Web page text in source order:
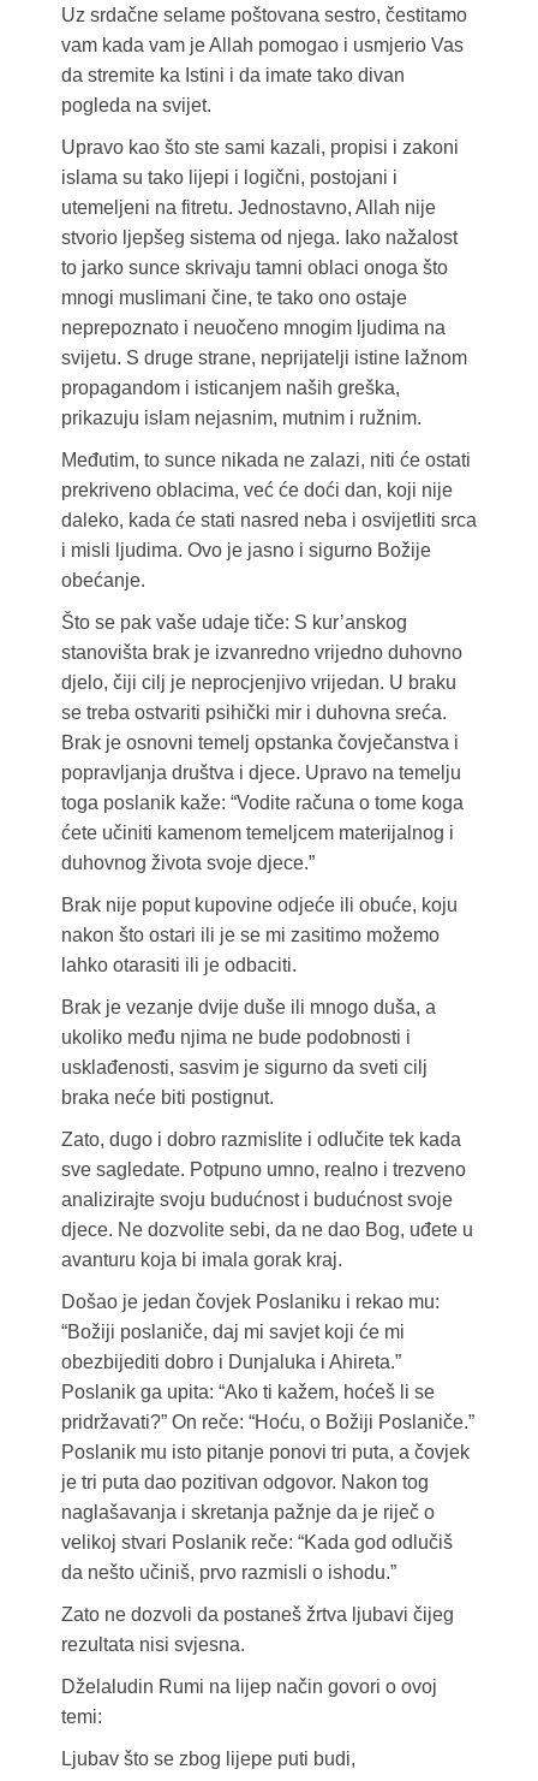
Uz srdačne selame poštovana sestro, čestitamo
vam kada vam je Allah pomogao i usmjerio Vas
da stremite ka Istini i da imate tako divan
pogleda na svijet.
Upravo kao što ste sami kazali, propisi i zakoni
islama su tako lijepi i logični, postojani i
utemeljeni na fitretu. Jednostavno, Allah nije
stvorio ljepšeg sistema od njega. Iako nažalost
to jarko sunce skrivaju tamni oblaci onoga što
mnogi muslimani čine, te tako ono ostaje
neprepoznato i neuočeno mnogim ljudima na
svijetu. S druge strane, neprijatelji istine lažnom
propagandom i isticanjem naših greška,
prikazuju islam nejasnim, mutnim i ružnim.
Međutim, to sunce nikada ne zalazi, niti će ostati
prekriveno oblacima, već će doći dan, koji nije
daleko, kada će stati nasred neba i osvijetliti srca
i misli ljudima. Ovo je jasno i sigurno Božije
obećanje.
Što se pak vaše udaje tiče: S kur’anskog
stanovišta brak je izvanredno vrijedno duhovno
djelo, čiji cilj je neprocjenjivo vrijedan. U braku
se treba ostvariti psihički mir i duhovna sreća.
Brak je osnovni temelj opstanka čovječanstva i
popravljanja društva i djece. Upravo na temelju
toga poslanik kaže: “Vodite računa o tome koga
ćete učiniti kamenom temeljcem materijalnog i
duhovnog života svoje djece.”
Brak nije poput kupovine odjeće ili obuće, koju
nakon što ostari ili je se mi zasitimo možemo
lahko otarasiti ili je odbaciti.
Brak je vezanje dvije duše ili mnogo duša, a
ukoliko među njima ne bude podobnosti i
usklađenosti, sasvim je sigurno da sveti cilj
braka neće biti postignut.
Zato, dugo i dobro razmislite i odlučite tek kada
sve sagledate. Potpuno umno, realno i trezveno
analizirajte svoju budućnost i budućnost svoje
djece. Ne dozvolite sebi, da ne dao Bog, uđete u
avanturu koja bi imala gorak kraj.
Došao je jedan čovjek Poslaniku i rekao mu:
“Božiji poslaniče, daj mi savjet koji će mi
obezbijediti dobro i Dunjaluka i Ahireta.”
Poslanik ga upita: “Ako ti kažem, hoćeš li se
pridržavati?” On reče: “Hoću, o Božiji Poslaniče.”
Poslanik mu isto pitanje ponovi tri puta, a čovjek
je tri puta dao pozitivan odgovor. Nakon tog
naglašavanja i skretanja pažnje da je riječ o
velikoj stvari Poslanik reče: “Kada god odlučiš
da nešto učiniš, prvo razmisli o ishodu.”
Zato ne dozvoli da postaneš žrtva ljubavi čijeg
rezultata nisi svjesna.
Dželaludin Rumi na lijep način govori o ovoj
temi:
Ljubav što se zbog lijepe puti budi,